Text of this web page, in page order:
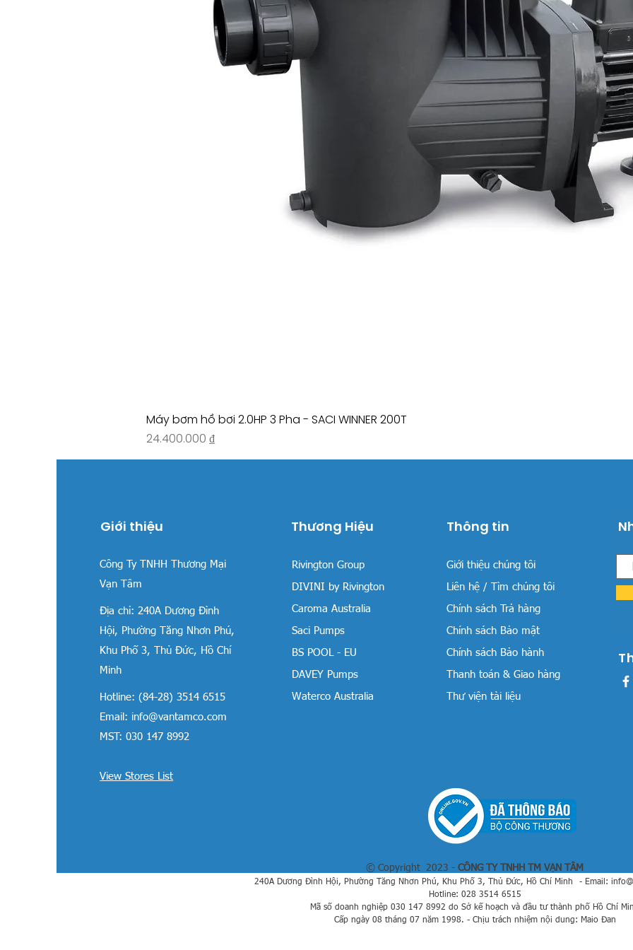
Máy bơm hồ bơi 2.0HP 3 Pha - SACI WINNER 200T
Giá
24.400.000 ₫
Giới thiệu
Công Ty TNHH Thương Mại
Vạn Tâm
Địa chỉ:240A Dương Đình
Hội, Phường Tăng Nhơn Phú,
Khu Phố 3, Thủ Đức, Hồ Chí
Minh
Hotline: (84-28) 3514 6515
Email: info@vantamco.com
MST: 030 147 8992
View Stores List
Thương Hiệu
Rivington Group
DIVINI by Rivington
Caroma Australia
Saci Pumps
BS POOL - EU
DAVEY Pumps
Waterco Australia
Thông tin
Giới thiệu chúng tôi
Liên hệ / Tìm chúng tôi
Chính sách Trả hàng
Chính sách Bảo mật
Chính sách Bảo hành
Thanh toán & Giao hàng
Thư viện tài liệu
© Copyright 2023 - CÔNG TY TNHH TM VẠN TÂM
240A Dương Đình Hội, Phường Tăng Nhơn Phú, Khu Phố 3, Thủ Đức, Hồ Chí Minh - Email:
Hotline: 028 3514 6515
Mã số doanh nghiệp 030 147 8992 do Sở kế hoạch và đầu tư thành phố Hồ Chí
Cấp ngày 08 tháng 07 năm 1998. - Chịu trách nhiệm nội dung: Maio Đan